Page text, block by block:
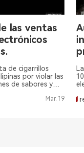
las ventas
de cigarrillos
por violar las
de sabores y
Mar.19